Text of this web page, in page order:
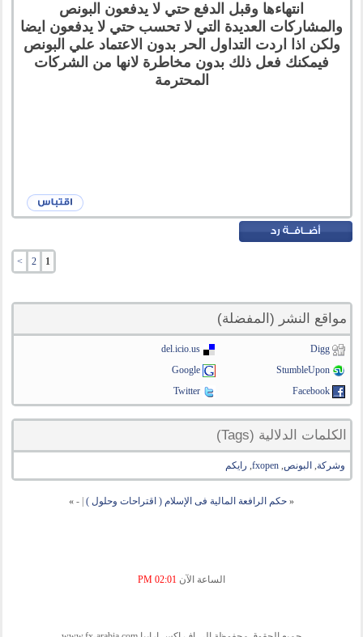
انتهاءها وقبل الدفع حتي لا يدفعون البونص
والمشاركات العديدة التي لا تحسب حتي لا يدفعون ايضا
ولكن اذا اردت التداول الحر بدون الاعتماد علي البونص
فيمكنك فعل ذلك بدون مخاطرة لانها من الشركات
المحترمة
1
2
>
مواقع النشر (المفضلة)
Digg
del.icio.us
StumbleUpon
Google
Facebook
Twitter
الكلمات الدلالية (Tags)
وشركة, البونص,
fxopen
, رايكم
« حكم الرافعة المالية فى الإسلام ( اقتراحات وحلول ) -
»
الساعة الآن 02:01 PM